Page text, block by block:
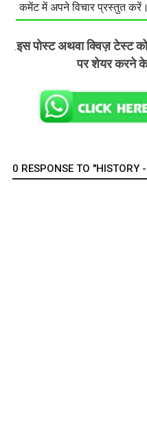
कमेंट में अपने विचार प्रस्तुत करें।
.इस पोस्ट अथवा क्विज़ टेस्ट
पर शेयर करने के
0 RESPONSE TO "HISTORY